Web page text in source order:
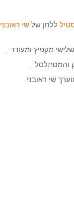
ללחן של שי ראובני
והמסתלסל .
שי ראובני